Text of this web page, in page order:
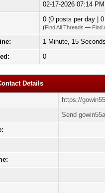
02-17-2026 07:14 PM
0 (0 posts per day |
(Find All Threads — Find
1 Minute, 15 Seconds
0
Details
https://
Send